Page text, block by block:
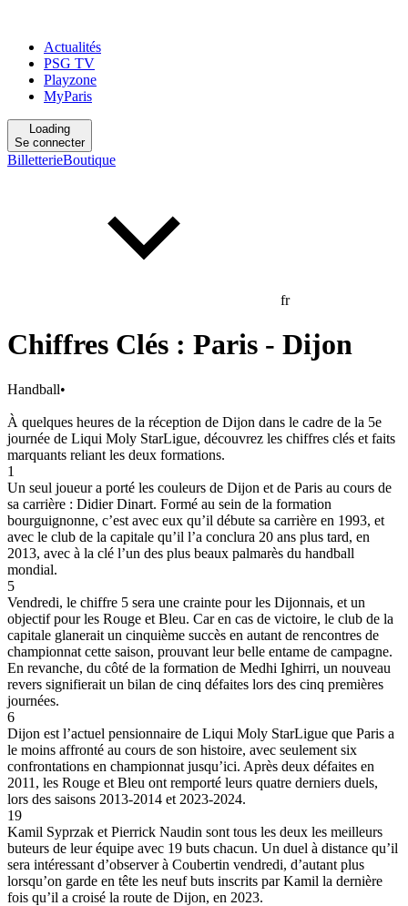
Actualités
PSG TV
Playzone
MyParis
Loading
Se connecter
BilletterieBoutique
fr
Chiffres Clés : Paris - Dijon
Handball•
À quelques heures de la réception de Dijon dans le cadre de la 5e
journée de Liqui Moly StarLigue, découvrez les chiffres clés et faits
marquants reliant les deux formations.
1
Un seul joueur a porté les couleurs de Dijon et de Paris au cours de
sa carrière : Didier Dinart. Formé au sein de la formation
bourguignonne, c’est avec eux qu’il débute sa carrière en 1993, et
avec le club de la capitale qu’il l’a conclura 20 ans plus tard, en
2013, avec à la clé l’un des plus beaux palmarès du handball
mondial.
5
Vendredi, le chiffre 5 sera une crainte pour les Dijonnais, et un
objectif pour les Rouge et Bleu. Car en cas de victoire, le club de la
capitale glanerait un cinquième succès en autant de rencontres de
championnat cette saison, prouvant leur belle entame de campagne.
En revanche, du côté de la formation de Medhi Ighirri, un nouveau
revers signifierait un bilan de cinq défaites lors des cinq premières
journées.
6
Dijon est l’actuel pensionnaire de Liqui Moly StarLigue que Paris a
le moins affronté au cours de son histoire, avec seulement six
confrontations en championnat jusqu’ici. Après deux défaites en
2011, les Rouge et Bleu ont remporté leurs quatre derniers duels,
lors des saisons 2013-2014 et 2023-2024.
19
Kamil Syprzak et Pierrick Naudin sont tous les deux les meilleurs
buteurs de leur équipe avec 19 buts chacun. Un duel à distance qu’il
sera intéressant d’observer à Coubertin vendredi, d’autant plus
lorsqu’on garde en tête les neuf buts inscrits par Kamil la dernière
fois qu’il a croisé la route de Dijon, en 2023.